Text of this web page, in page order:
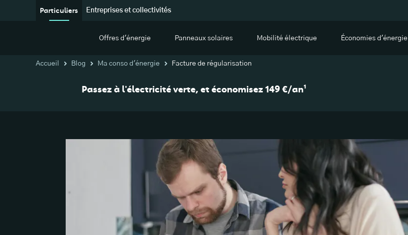
Particuliers Entreprises et collectivités
Offres d'énergie Panneaux solaires Mobilité électrique Économies d'énergie
Accueil Blog Ma conso d'énergie Facture de régularisation
Passez à l'électricité verte, et économisez 149 €/an¹